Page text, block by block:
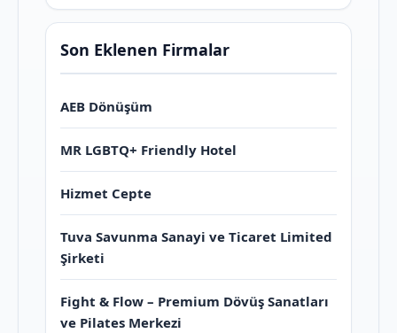
Son Eklenen Firmalar
AEB Dönüşüm
MR LGBTQ+ Friendly Hotel
Hizmet Cepte
Tuva Savunma Sanayi ve Ticaret Limited
Şirketi
Fight & Flow – Premium Dövüş Sanatları
ve Pilates Merkezi